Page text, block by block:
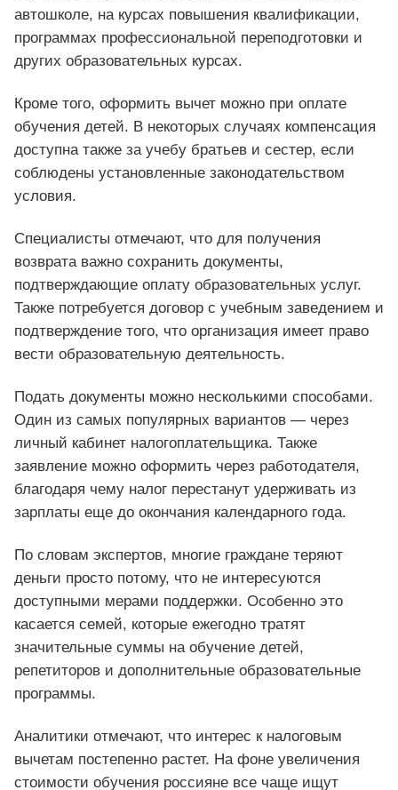
автошколе, на курсах повышения квалификации,
программах профессиональной переподготовки и
других образовательных курсах.
Кроме того, оформить вычет можно при оплате
обучения детей. В некоторых случаях компенсация
доступна также за учебу братьев и сестер, если
соблюдены установленные законодательством
условия.
Специалисты отмечают, что для получения
возврата важно сохранить документы,
подтверждающие оплату образовательных услуг.
Также потребуется договор с учебным заведением и
подтверждение того, что организация имеет право
вести образовательную деятельность.
Подать документы можно несколькими способами.
Один из самых популярных вариантов — через
личный кабинет налогоплательщика. Также
заявление можно оформить через работодателя,
благодаря чему налог перестанут удерживать из
зарплаты еще до окончания календарного года.
По словам экспертов, многие граждане теряют
деньги просто потому, что не интересуются
доступными мерами поддержки. Особенно это
касается семей, которые ежегодно тратят
значительные суммы на обучение детей,
репетиторов и дополнительные образовательные
программы.
Аналитики отмечают, что интерес к налоговым
вычетам постепенно растет. На фоне увеличения
стоимости обучения россияне все чаще ищут